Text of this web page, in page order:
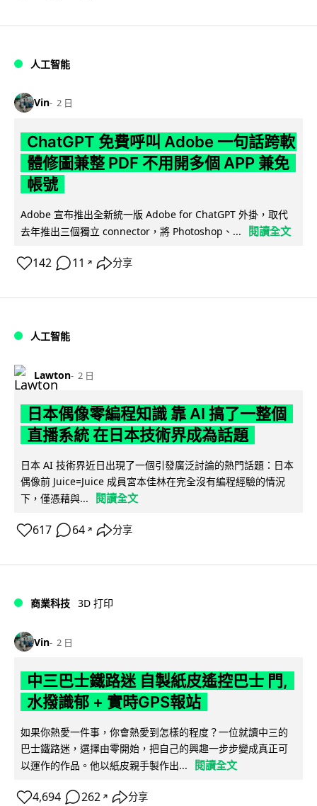
人工智能
Vin 2 日
ChatGPT 免費呼叫 Adobe 一句話跨軟
體修圖兼整 PDF 不用開多個 APP 兼免
帳號
Adobe 宣布推出全新統一版 Adobe for ChatGPT 外掛，取代
去年推出三個獨立 connector，將 Photoshop、...
閱讀全文
142 11 ↗ 分享
人工智能
Lawton 2 日
日本偶像零編程知識 靠 AI 搞了一整個
直播系統 在日本技術界成為話題
日本 AI 技術界近日出現了一個引發廣泛討論的熱門話題：日本
偶像前 Juice=Juice 成員宮本佳林在完全沒有編程經驗的情況
下，僅憑藉與...
閱讀全文
617 64 ↗ 分享
商業科技 3D 打印
Vin 2 日
中三巴士鐵路迷 自製紙皮遙控巴士 門,
水撥識郁 + 實時GPS報站
如果你熱愛一件事，你會熱愛到怎樣的程度？一位就讀中三的
巴士鐵路迷，選擇由零開始，把自己的興趣一步步變成真正可
以運作的作品。他以紙皮親手製作出...
閱讀全文
4,694 262 ↗ 分享